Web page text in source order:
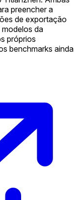
preencher a
de exportação
da
próprios
benchmarks ainda